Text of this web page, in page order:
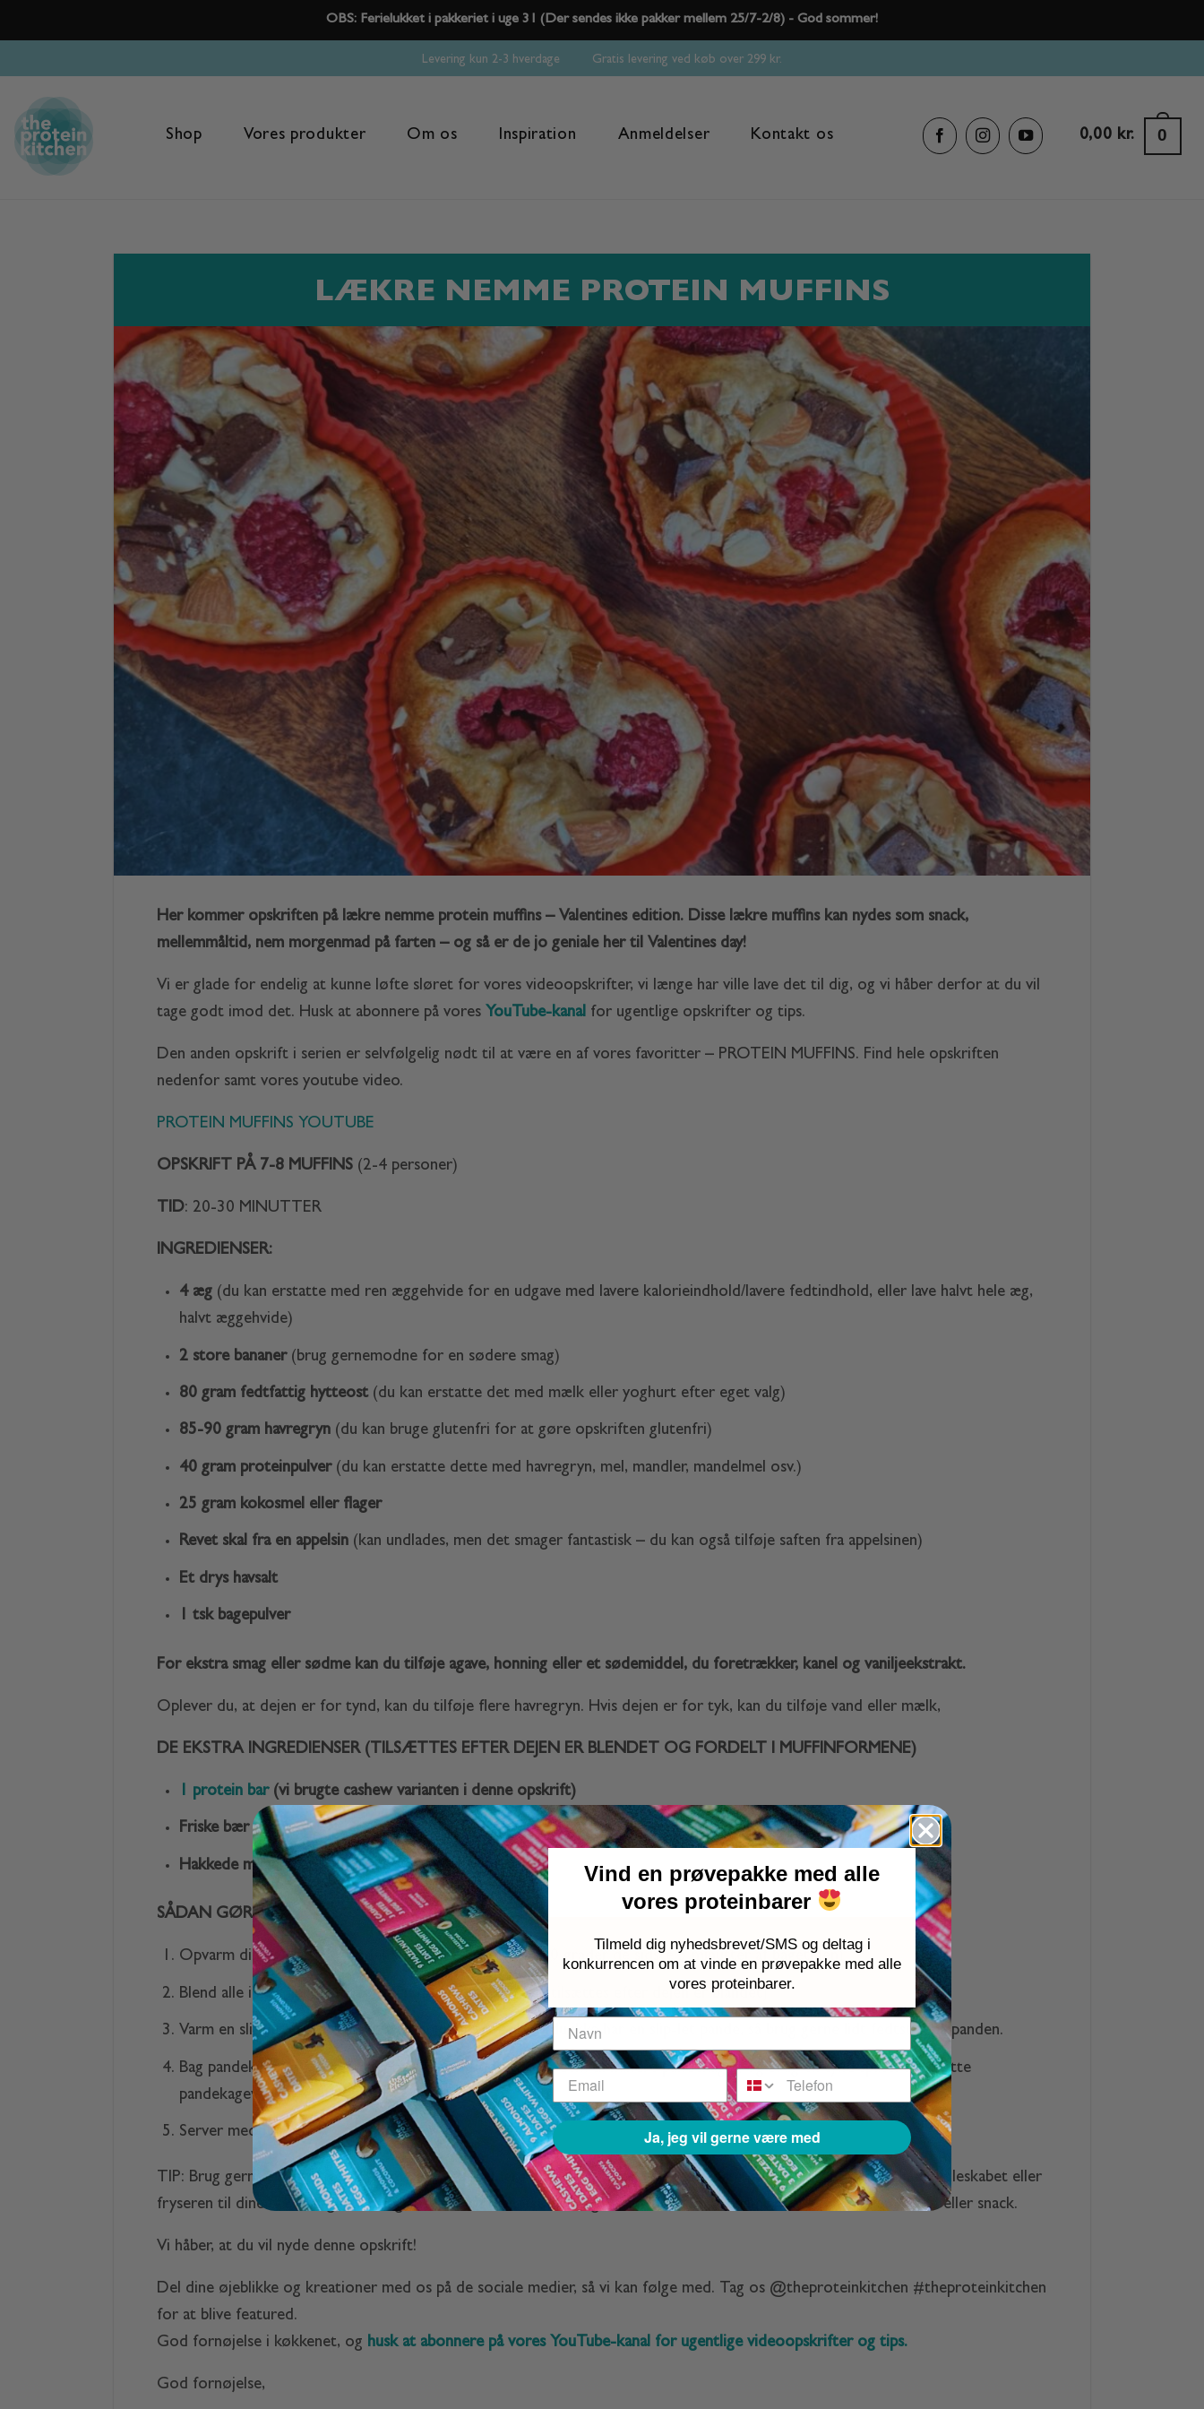
OBS: Ferielukket i pakkeriet i uge 31 (Der sendes ikke pakker mellem 25/7-2/8) - God sommer!
Levering kun 2-3 hverdage Gratis levering ved køb over 299 kr.
Shop Vores produkter Om os Inspiration Anmeldelser Kontakt os 0,00 kr. 0
LÆKRE NEMME PROTEIN MUFFINS
Her kommer opskriften på lækre nemme protein muffins – Valentines edition. Disse lækre muffins kan nydes som snack,
mellemmåltid, nem morgenmad på farten – og så er de jo geniale her til Valentines day!
Vi er glade for endelig at kunne løfte sløret for vores videoopskrifter, vi længe har ville lave det til dig, og vi håber derfor at du vil
tage godt imod det. Husk at abonnere på vores YouTube-kanal for ugentlige opskrifter og tips.
Den anden opskrift i serien er selvfølgelig nødt til at være en af vores favoritter – PROTEIN MUFFINS. Find hele opskriften
nedenfor samt vores youtube video.
PROTEIN MUFFINS YOUTUBE
OPSKRIFT PÅ 7-8 MUFFINS (2-4 personer)
TID: 20-30 MINUTTER
INGREDIENSER:
4 æg(du kan erstatte med ren æggehvide for en udgave med lavere kalorieindhold/lavere fedtindhold, eller lave halvt hele æg,
halvt æggehvide)
2 store bananer(brug gernemodne for en sødere smag)
80 gram fedtfattig hytteost(du kan erstatte det med mælk eller yoghurt efter eget valg)
85-90 gram havregryn(du kan bruge glutenfri for at gøre opskriften glutenfri)
40 gram proteinpulver(du kan erstatte dette med havregryn, mel, mandler, mandelmel osv.)
25 gram kokosmel eller flager
Revet skal fra en appelsin(kan undlades, men det smager fantastisk – du kan også tilføje saften fra appelsinen)
Et drys havsalt
1 tsk bagepulver
For ekstra smag eller sødme kan du tilføje agave, honning eller et sødemiddel, du foretrækker, kanel og vaniljeekstrakt.
Oplever du, at dejen er for tynd, kan du tilføje flere havregryn. Hvis dejen er for tyk, kan du tilføje vand eller mælk,
DE EKSTRA INGREDIENSER (TILSÆTTES EFTER DEJEN ER BLENDET OG FORDELT I MUFFINFORMENE)
1 protein bar(vi brugte cashew varianten i denne opskrift)
Friske bær
Hakkede mandler
SÅDAN GØR DU:
Opvarm din ovn til 180 grader varmluft (skru op til 200 grader de sidste 5 minutter af bagetiden)
Blend alle ingredienserne (foruden de ekstra, som skal tilsættes efter dejen er blandet)
Varm en slip-let stegepande op ved middelvarme. Hvis du ikke har en slip-let pande, så brug gerne lidt fedtstof på panden.
Bag pandekagerne til de er gyldne på begge sider. Form dem til mindre pandekager, og brug en tynd spatel til at lette
pandekagevendingerne.
Server med frisk frugt
TIP: Brug gerne silikone forme, så muffins er nemmere at få ud. Du kan bage en større portion og opbevare dem i køleskabet eller
fryseren til dine travle dage. De er gode som en mættende morgenmad eller som et nemt mættende mellemmåltid eller snack.
Vi håber, at du vil nyde denne opskrift!
Del dine øjeblikke og kreationer med os på de sociale medier, så vi kan følge med. Tag os @theproteinkitchen #theproteinkitchen
for at blive featured.
God fornøjelse i køkkenet, og husk at abonnere på vores YouTube-kanal for ugentlige videoopskrifter og tips.
God fornøjelse,
Vind en prøvepakke med alle
vores proteinbarer
Tilmeld dig nyhedsbrevet/SMS og deltag i
konkurrencen om at vinde en prøvepakke med alle
vores proteinbarer.
Ja, jeg vil gerne være med